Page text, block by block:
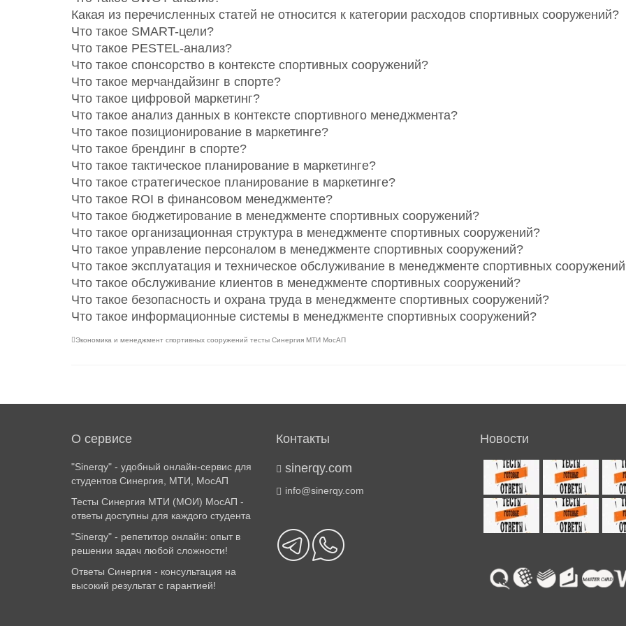
Какая из перечисленных статей не относится к категории расходов спортивных сооружений?
Что такое SMART-цели?
Что такое PESTEL-анализ?
Что такое спонсорство в контексте спортивных сооружений?
Что такое мерчандайзинг в спорте?
Что такое цифровой маркетинг?
Что такое анализ данных в контексте спортивного менеджмента?
Что такое позиционирование в маркетинге?
Что такое брендинг в спорте?
Что такое тактическое планирование в маркетинге?
Что такое стратегическое планирование в маркетинге?
Что такое ROI в финансовом менеджменте?
Что такое бюджетирование в менеджменте спортивных сооружений?
Что такое организационная структура в менеджменте спортивных сооружений?
Что такое управление персоналом в менеджменте спортивных сооружений?
Что такое эксплуатация и техническое обслуживание в менеджменте спортивных
Что такое обслуживание клиентов в менеджменте спортивных сооружений?
Что такое безопасность и охрана труда в менеджменте спортивных сооружений?
Что такое информационные системы в менеджменте спортивных сооружений?
Экономика и менеджмент спортивных сооружений тесты Синергия МТИ МосАП
О сервисе
"Sinerqy" - удобный онлайн-сервис для
студентов Синергия, МТИ, МосАП
Тесты Синергия МТИ (МОИ) МосАП -
ответы доступны для каждого студента
"Sinerqy" - репетитор онлайн: опыт в
решении задач любой сложности!
Ответы Синергия - консультация на
высокий результат с гарантией!
Контакты
sinerqy.com
info@sinerqy.com
Новости